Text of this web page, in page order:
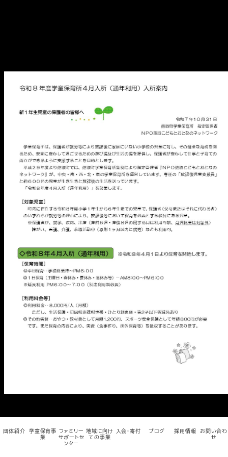
イ
コ
テ
ン
団体紹介 学童保育事
業
ファミリー
サポートセ
ンター
地域に向け
ての事業
入会・寄付 ブログ 採用情報 お問い合わ
せ